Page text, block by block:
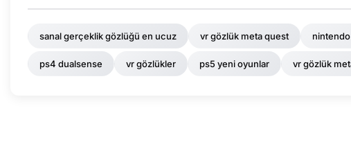
sanal gerçeklik gözlüğü en ucuz vr gözlük meta quest
ps4 dualsense vr gözlükler ps5 yeni oyunlar vr gözlük